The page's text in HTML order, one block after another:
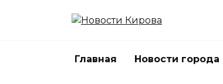
Главная Новости города